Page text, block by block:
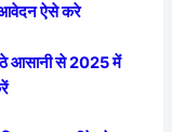
आवेदन ऐसे करे
आसानी से 2025 में